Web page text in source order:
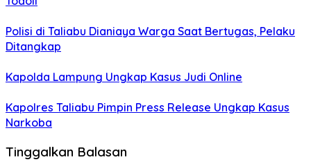
Polisi di Taliabu Dianiaya Warga Saat Bertugas, Pelaku
Ditangkap
Kapolda Lampung Ungkap Kasus Judi Online
Kapolres Taliabu Pimpin Press Release Ungkap Kasus
Narkoba
Tinggalkan Balasan